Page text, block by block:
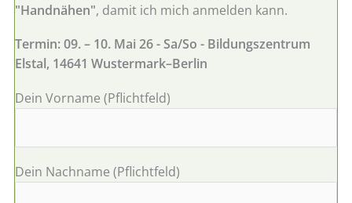
"Handnähen", damit ich mich anmelden kann.
Termin: 09. – 10. Mai 26 - Sa/So - Bildungszentrum
Elstal, 14641 Wustermark–Berlin
Dein Vorname (Pflichtfeld)
Dein Nachname (Pflichtfeld)